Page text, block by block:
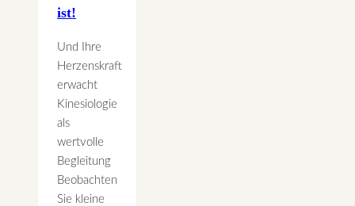
ist!
Und Ihre
Herzenskraft
erwacht
Kinesiologie
als
wertvolle
Begleitung
Beobachten
Sie kleine